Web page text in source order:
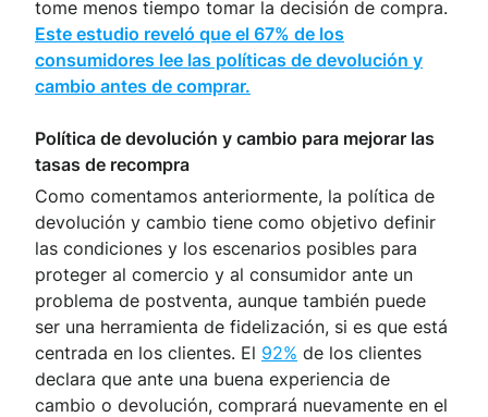
tome menos tiempo tomar la decisión de compra.
Este estudio reveló que el 67% de los
consumidores lee las políticas de devolución y
cambio antes de comprar.
Política de devolución y cambio para mejorar las
tasas de recompra
Como comentamos anteriormente, la política de
devolución y cambio tiene como objetivo definir
las condiciones y los escenarios posibles para
proteger al comercio y al consumidor ante un
problema de postventa, aunque también puede
ser una herramienta de fidelización, si es que está
centrada en los clientes. El 92% de los clientes
declara que ante una buena experiencia de
cambio o devolución, comprará nuevamente en el